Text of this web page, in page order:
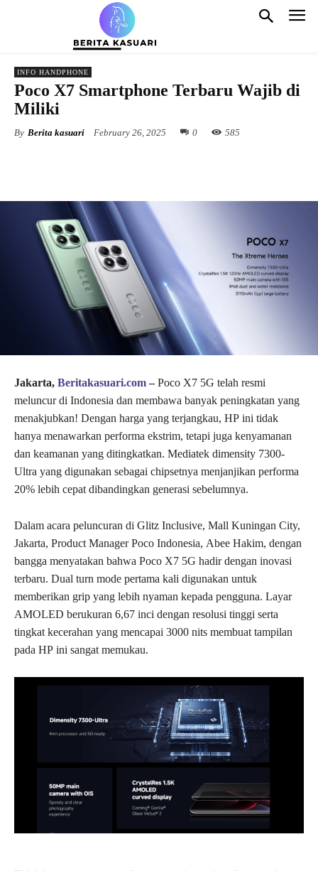
INFO HANDPHONE
Poco X7 Smartphone Terbaru Wajib di
Miliki
By Berita kasuari February 26, 2025 0 585
Jakarta, Beritakasuari.com–Poco X7 5G telah resmi
meluncur di Indonesia dan membawa banyak peningkatan yang
menakjubkan! Dengan harga yang terjangkau, HP ini tidak
hanya menawarkan performa ekstrim, tetapi juga kenyamanan
dan keamanan yang ditingkatkan. Mediatek dimensity 7300-
Ultra yang digunakan sebagai chipsetnya menjanjikan performa
20% lebih cepat dibandingkan generasi sebelumnya.
Dalam acara peluncuran di Glitz Inclusive, Mall Kuningan City,
Jakarta, Product Manager Poco Indonesia, Abee Hakim, dengan
bangga menyatakan bahwa Poco X7 5G hadir dengan inovasi
terbaru. Dual turn mode pertama kali digunakan untuk
memberikan grip yang lebih nyaman kepada pengguna. Layar
AMOLED berukuran 6,67 inci dengan resolusi tinggi serta
tingkat kecerahan yang mencapai 3000 nits membuat tampilan
pada HP ini sangat memukau.